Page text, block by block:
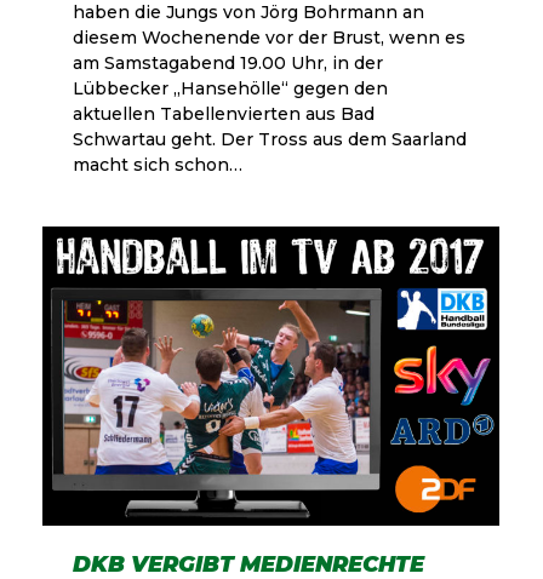
haben die Jungs von Jörg Bohrmann an
diesem Wochenende vor der Brust, wenn es
am Samstagabend 19.00 Uhr, in der
Lübbecker „Hansehölle“ gegen den
aktuellen Tabellenvierten aus Bad
Schwartau geht. Der Tross aus dem Saarland
macht sich schon…
DKB VERGIBT MEDIENRECHTE